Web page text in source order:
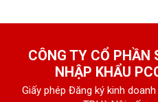
CÔNG TY CỔ PHẦN
NHẬP KHẨU
Giấy phép Đăng ký kinh